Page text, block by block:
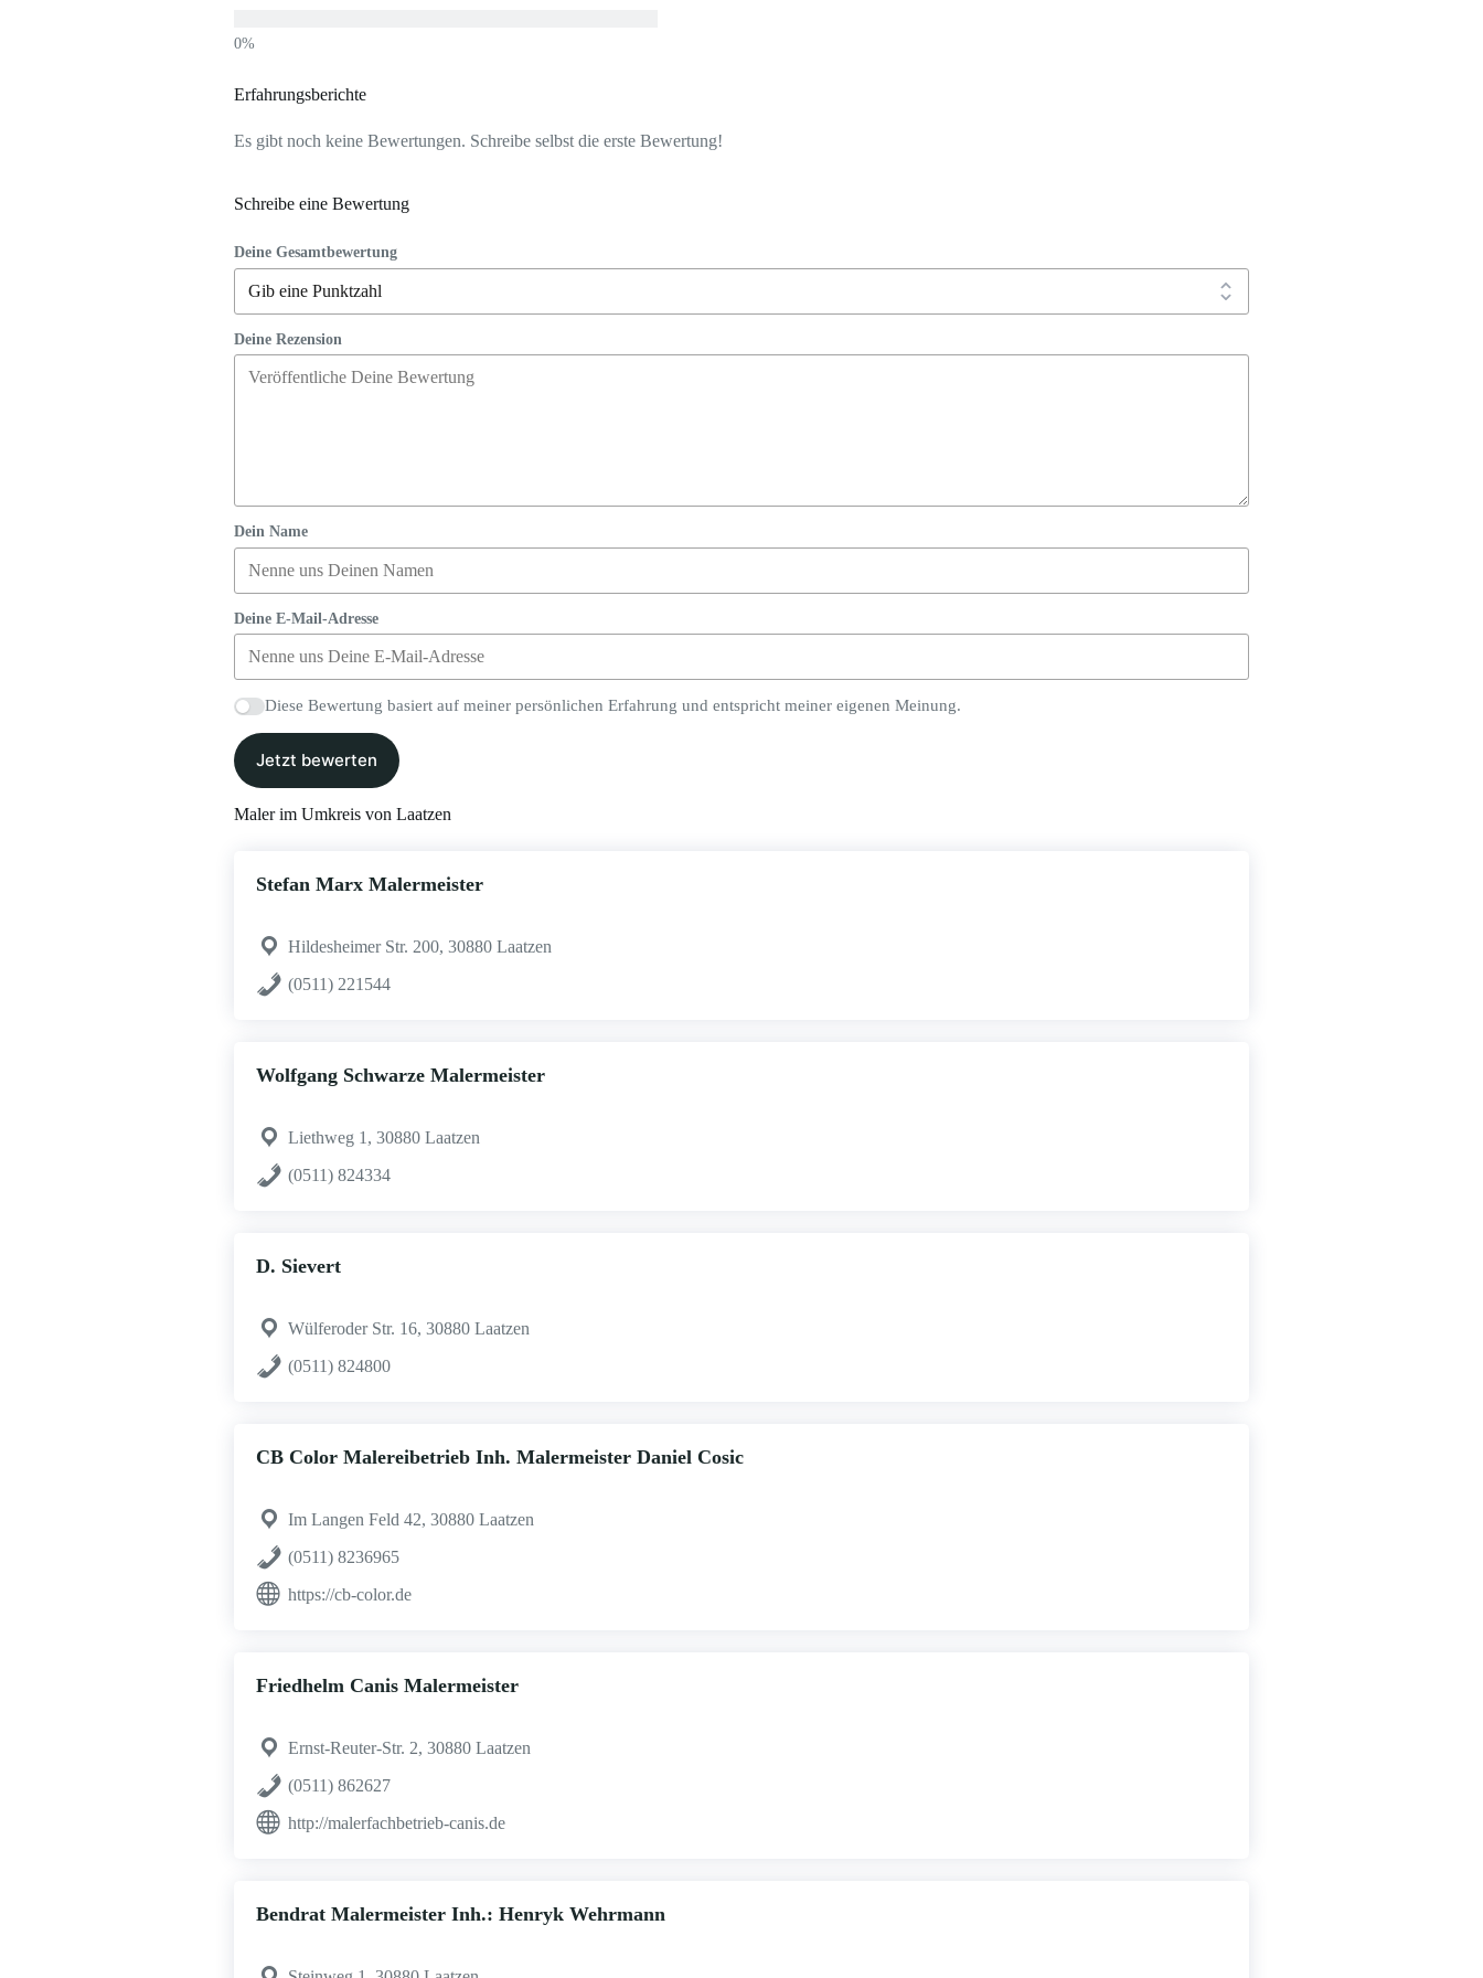
Erfahrungsberichte
Es gibt noch keine Bewertungen. Schreibe selbst die erste Bewertung!
Schreibe eine Bewertung
Deine Gesamtbewertung
Deine Rezension
Dein Name
Deine E-Mail-Adresse
Diese Bewertung basiert auf meiner persönlichen Erfahrung und entspricht meiner eigenen Meinung.
Jetzt bewerten
Maler im Umkreis von Laatzen
Stefan Marx Malermeister
Hildesheimer Str. 200, 30880 Laatzen
(0511) 221544
Wolfgang Schwarze Malermeister
Liethweg 1, 30880 Laatzen
(0511) 824334
D. Sievert
Wülferoder Str. 16, 30880 Laatzen
(0511) 824800
CB Color Malereibetrieb Inh. Malermeister Daniel Cosic
Im Langen Feld 42, 30880 Laatzen
(0511) 8236965
https://cb-color.de
Friedhelm Canis Malermeister
Ernst-Reuter-Str. 2, 30880 Laatzen
(0511) 862627
http://malerfachbetrieb-canis.de
Bendrat Malermeister Inh.: Henryk Wehrmann